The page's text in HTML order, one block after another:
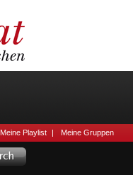
Meine Playlist | Meine Gruppen